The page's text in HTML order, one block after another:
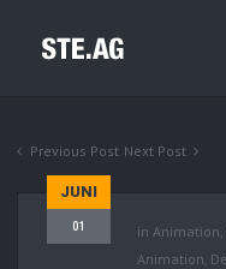
Previous Post Next Post
JUNI
01 in Animation,
Animation,